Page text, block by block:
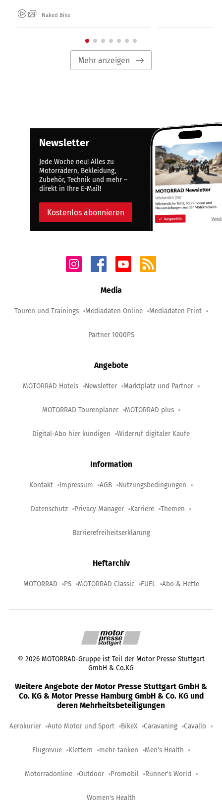
Naked Bike
Mehr anzeigen
Newsletter
Jede Woche neu! Alles zu
Motorrädern, Bekleidung,
Zubehör, Technik und mehr –
direkt in Ihre E-Mail!
Kostenlos abonnieren
Media
Touren und Trainings Mediadaten Online Mediadaten Print
Partner 1000PS
Angebote
MOTORRAD Hotels Newsletter Marktplatz und Partner
MOTORRAD Tourenplaner MOTORRAD plus
Digital-Abo hier kündigen Widerruf digitaler Käufe
Information
Kontakt Impressum AGB Nutzungsbedingungen
Datenschutz Privacy Manager Karriere Themen
Barrierefreiheitserklärung
Heftarchiv
MOTORRAD PS MOTORRAD Classic FUEL Abo & Hefte
© 2026 MOTORRAD-Gruppe ist Teil der Motor Presse Stuttgart
GmbH & Co.KG
Weitere Angebote der Motor Presse Stuttgart GmbH &
Co. KG & Motor Presse Hamburg GmbH & Co. KG und
deren Mehrheitsbeteiligungen
Aerokurier Auto Motor und Sport BikeX Caravaning Cavallo
Flugrevue Klettern mehr-tanken Men's Health
Motorradonline Outdoor Promobil Runner's World
Women's Health